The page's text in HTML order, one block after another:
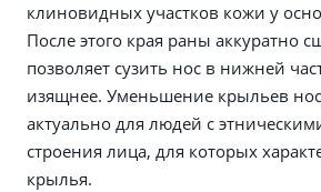
клиновидных участков кожи у
После этого края раны аккуратно
позволяет сузить нос в нижней
изящнее. Уменьшение крыльев
актуально для людей с
строения лица, для которых
крылья.